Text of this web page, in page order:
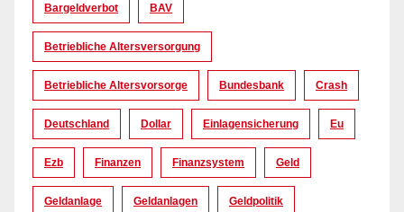
Bargeldverbot BAV
Betriebliche Altersversorgung
Betriebliche Altersvorsorge Bundesbank Crash
Deutschland Dollar Einlagensicherung Eu
Ezb Finanzen Finanzsystem Geld
Geldanlage Geldanlagen Geldpolitik